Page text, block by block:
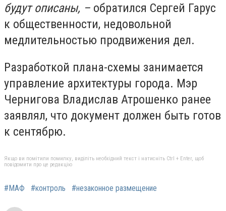
будут описаны, – обратился Сергей Гарус
к общественности, недовольной
медлительностью продвижения дел.
Разработкой плана-схемы занимается
управление архитектуры города. Мэр
Чернигова Владислав Атрошенко ранее
заявлял, что документ должен быть готов
к сентябрю.
Якщо ви помітили помилку, виділіть необхідний текст і натисніть Ctrl + Enter, щоб
повідомити про це редакцію
#МАФ #контроль #незаконное размещение